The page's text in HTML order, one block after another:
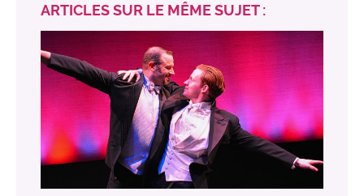
ARTICLES SUR LE MÊME SUJET :